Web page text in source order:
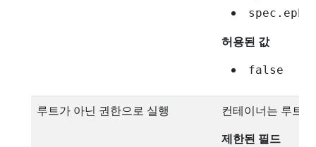
허용된 값
false
루트가 아닌 권한으로 실행
컨테이너는 루트
제한된 필드